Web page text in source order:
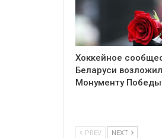
Хоккейное
Беларуси
Монументу
PREV NEXT